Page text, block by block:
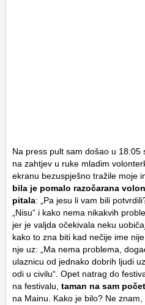
Na press pult sam došao u 18:05
na zahtjev u ruke mladim
ekranu bezuspješno tražile moje
bila je pomalo razočarana
pitala: „Pa jesu li vam bili
„Nisu“ i kako nema nikakvih
jer je valjda očekivala neku
kako to zna biti kad nečije ime
nje uz: „Ma nema problema,
ulaznicu od jednako dobrih ljudi
odi u civilu“. Opet natrag do
na festivalu, taman na sam
na Mainu. Kako je bilo? Ne